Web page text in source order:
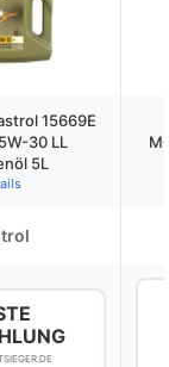
15669E
30 LL
5L